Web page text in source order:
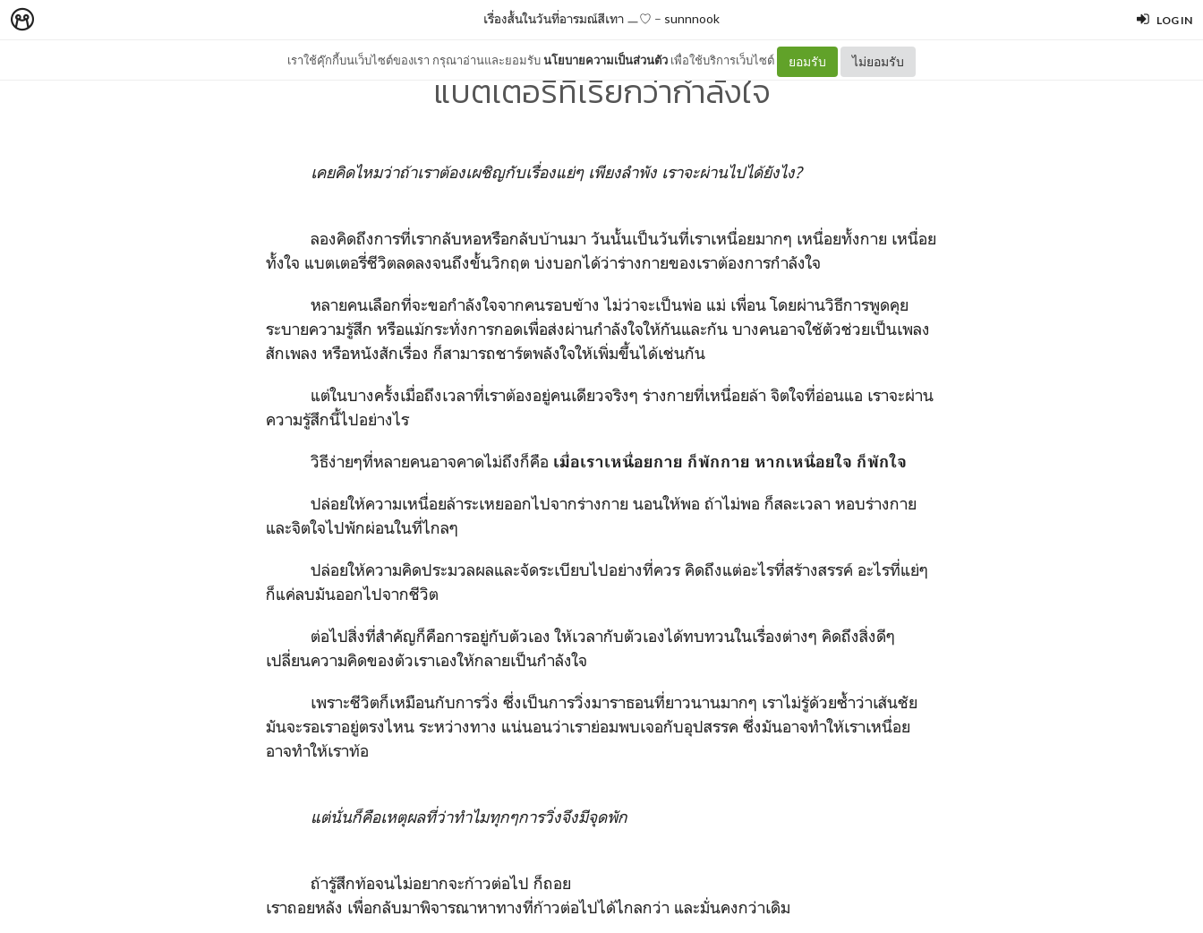
LOG IN
เราใช้คุ๊กกี้บนเว็บไซต์ของเรา กรุณาอ่านและยอมรับนโยบายความเป็นส่วนตัว เพื่อใช้บริการเว็บไซต์ ยอมรับ ไม่ยอมรับ
เรื่องสั้นในวันที่อารมณ์สีเทา ㅡ♡ – sunnnook
แบตเตอรี่ที่เรียกว่ากำลังใจ
เคยคิดไหมว่าถ้าเราต้องเผชิญกับเรื่องแย่ๆ เพียงลำพัง เราจะผ่านไปได้ยังไง?
ลองคิดถึงการที่เรากลับหอหรือกลับบ้านมา วันนั้นเป็นวันที่เราเหนื่อยมากๆ เหนื่อยทั้งกาย เหนื่อย
ทั้งใจ แบตเตอรี่ชีวิตลดลงจนถึงขั้นวิกฤต บ่งบอกได้ว่าร่างกายของเราต้องการกำลังใจ
หลายคนเลือกที่จะขอกำลังใจจากคนรอบข้าง ไม่ว่าจะเป็นพ่อ แม่ เพื่อน โดยผ่านวิธีการพูดคุย
ระบายความรู้สึก หรือแม้กระทั่งการกอดเพื่อส่งผ่านกำลังใจให้กันและกัน บางคนอาจใช้ตัวช่วยเป็นเพลง
สักเพลง หรือหนังสักเรื่อง ก็สามารถชาร์ตพลังใจให้เพิ่มขึ้นได้เช่นกัน
แต่ในบางครั้งเมื่อถึงเวลาที่เราต้องอยู่คนเดียวจริงๆ ร่างกายที่เหนื่อยล้า จิตใจที่อ่อนแอ เราจะผ่าน
ความรู้สึกนี้ไปอย่างไร
วิธีง่ายๆที่หลายคนอาจคาดไม่ถึงก็คือ เมื่อเราเหนื่อยกาย ก็พักกาย หากเหนื่อยใจ ก็พักใจ
ปล่อยให้ความเหนื่อยล้าระเหยออกไปจากร่างกาย นอนให้พอ ถ้าไม่พอ ก็สละเวลา หอบร่างกาย
และจิตใจไปพักผ่อนในที่ไกลๆ
ปล่อยให้ความคิดประมวลผลและจัดระเบียบไปอย่างที่ควร คิดถึงแต่อะไรที่สร้างสรรค์ อะไรที่แย่ๆ
ก็แค่ลบมันออกไปจากชีวิต
ต่อไปสิ่งที่สำคัญก็คือการอยู่กับตัวเอง ให้เวลากับตัวเองได้ทบทวนในเรื่องต่างๆ คิดถึงสิ่งดีๆ
เปลี่ยนความคิดของตัวเราเองให้กลายเป็นกำลังใจ
เพราะชีวิตก็เหมือนกับการวิ่ง ซึ่งเป็นการวิ่งมาราธอนที่ยาวนานมากๆ เราไม่รู้ด้วยซ้ำว่าเส้นชัย
มันจะรอเราอยู่ตรงไหน ระหว่างทาง แน่นอนว่าเราย่อมพบเจอกับอุปสรรค ซึ่งมันอาจทำให้เราเหนื่อย
อาจทำให้เราท้อ
แต่นั่นก็คือเหตุผลที่ว่าทำไมทุกๆการวิ่งจึงมีจุดพัก
ถ้ารู้สึกท้อจนไม่อยากจะก้าวต่อไป ก็ถอย
เราถอยหลัง เพื่อกลับมาพิจารณาหาทางที่ก้าวต่อไปได้ไกลกว่า และมั่นคงกว่าเดิม